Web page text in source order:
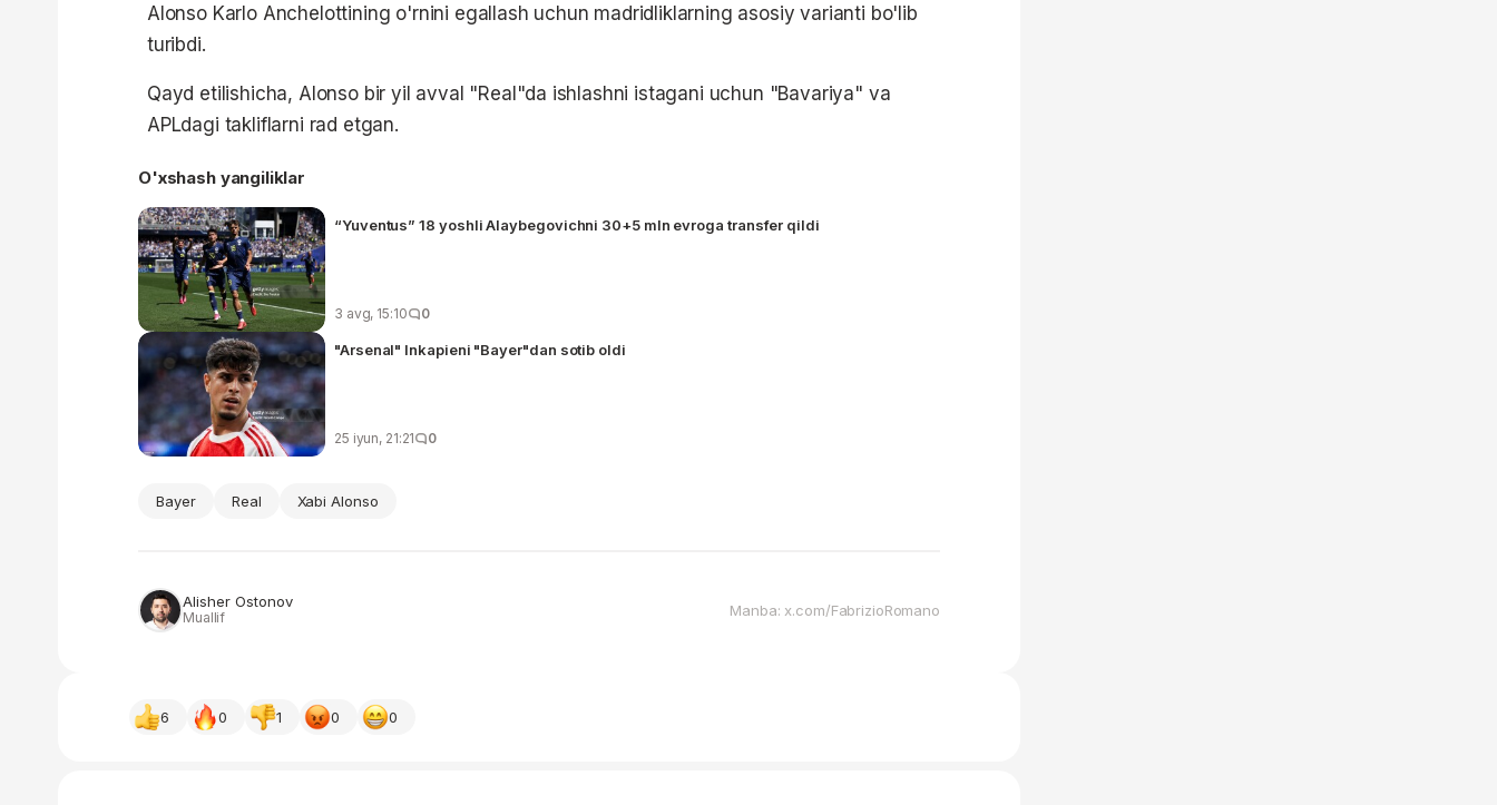
Alonso Karlo Anchelottining o'rnini egallash uchun madridliklarning asosiy varianti bo'lib
turibdi.
Qayd etilishicha, Alonso bir yil avval "Real"da ishlashni istagani uchun "Bavariya" va
APLdagi takliflarni rad etgan.
O'xshash yangiliklar
“Yuventus” 18 yoshli Alaybegovichni 30+5 mln evroga transfer qildi
3 avg, 15:10 0
"Arsenal" Inkapieni "Bayer"dan sotib oldi
25 iyun, 21:21 0
Bayer Real Xabi Alonso
Alisher Ostonov
Muallif Manba: x.com/FabrizioRomano
6 0 1 0 0